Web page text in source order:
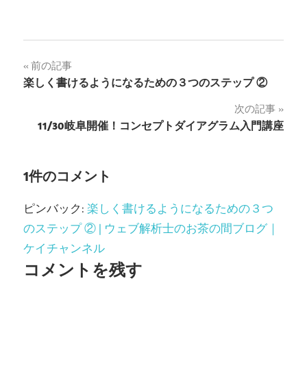
投
稿
ナ
ゲ
ー
シ
ョ
ン
前の記事
楽しく書けるようになるための３つのステップ ②
次の記事
11/30岐阜開催！コンセプトダイアグラム入門講座
1件のコメント
ピンバック:楽しく書けるようになるための３つ
のステップ ② | ウェブ解析士のお茶の間ブログ｜
ケイチャンネル
コメントを残す